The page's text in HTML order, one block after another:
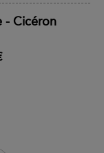
- Cicéron